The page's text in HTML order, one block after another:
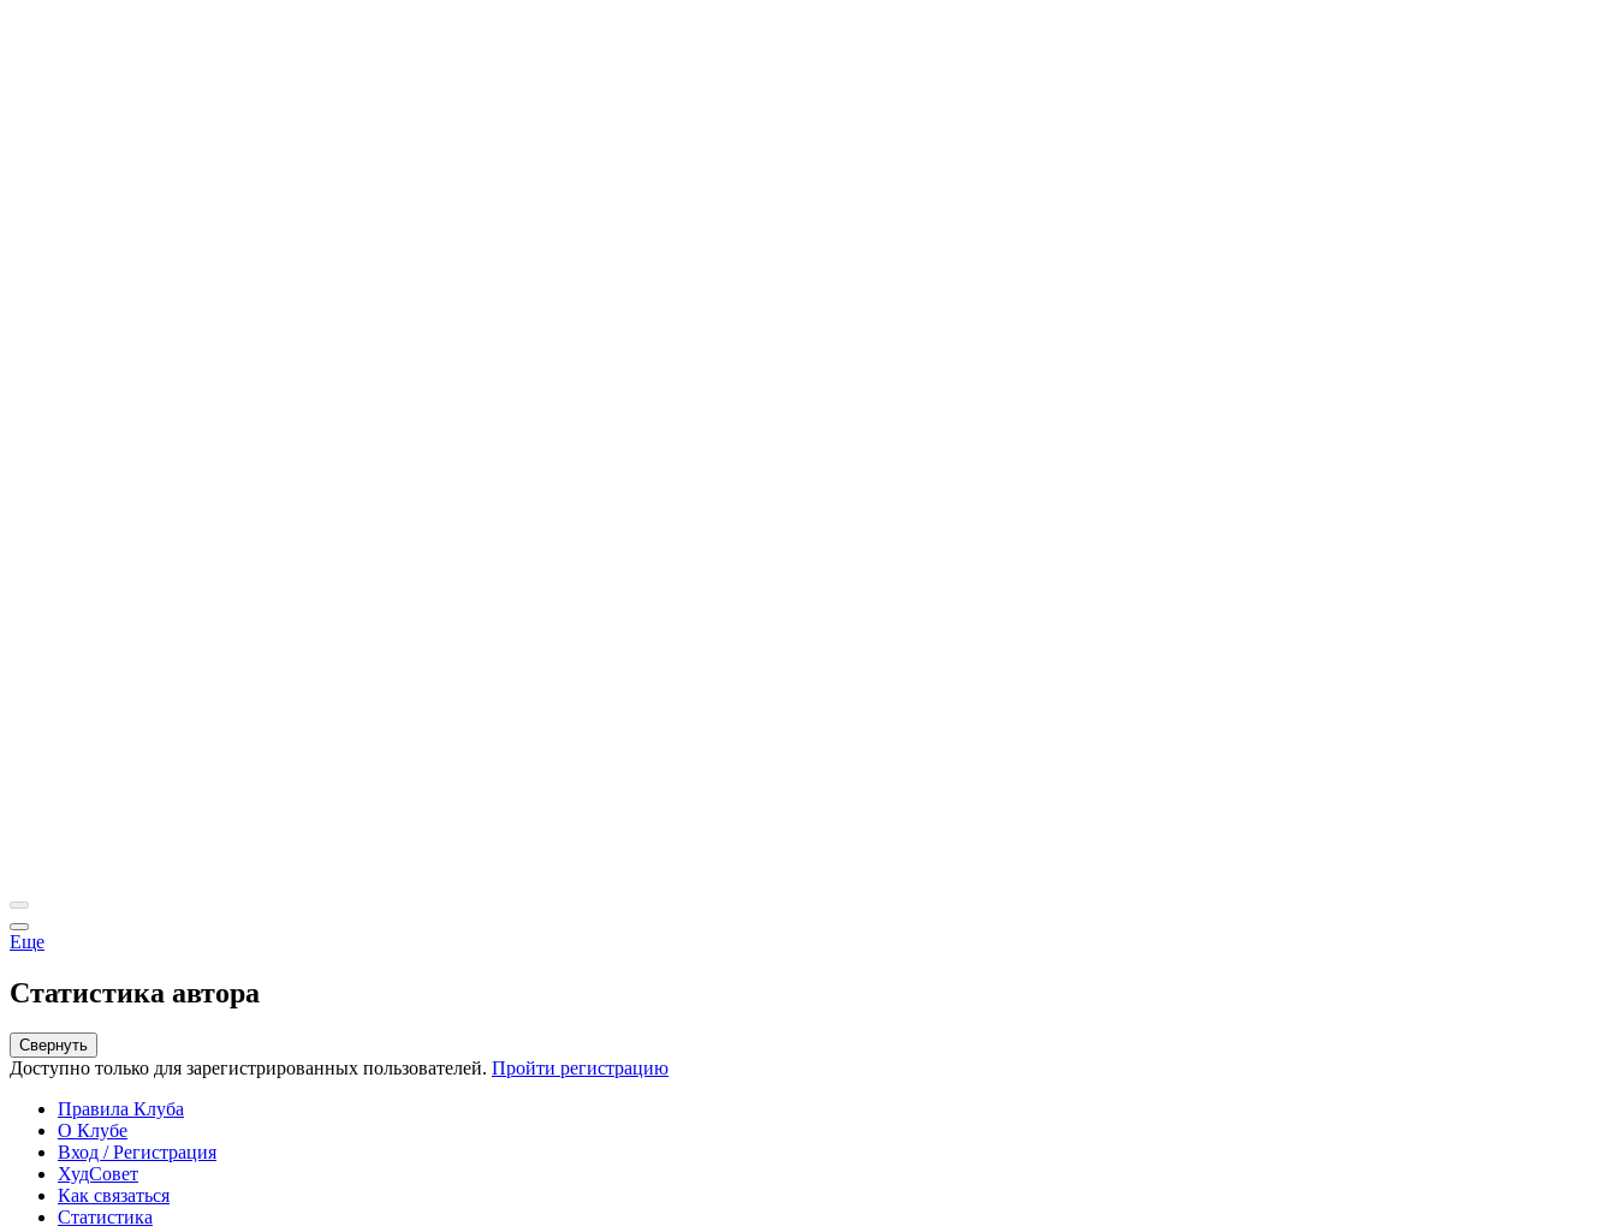
Еще
Статистика автора
Свернуть
Доступно только для зарегистрированных пользователей. Пройти регистрацию
Правила Клуба
О Клубе
Вход / Регистрация
ХудСовет
Как связаться
Статистика